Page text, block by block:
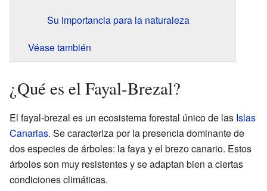
Su importancia para la naturaleza
Véase también
¿Qué es el Fayal-Brezal?
El fayal-brezal es un ecosistema forestal único de las Islas
Canarias. Se caracteriza por la presencia dominante de
dos especies de árboles: la faya y el brezo canario. Estos
árboles son muy resistentes y se adaptan bien a ciertas
condiciones climáticas.